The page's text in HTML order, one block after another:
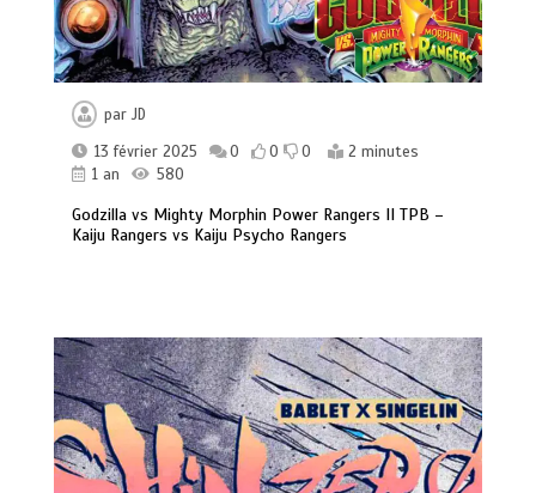
parJD
13 février 2025
0 0 0
2 minutes
1 an
580
Godzilla vs Mighty Morphin Power Rangers II TPB –
Kaiju Rangers vs Kaiju Psycho Rangers